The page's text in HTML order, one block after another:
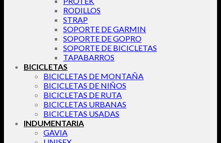
RODILLOS
STRAP
SOPORTE DE GARMIN
SOPORTE DE GOPRO
SOPORTE DE BICICLETAS
TAPABARROS
BICICLETAS
BICICLETAS DE MONTAÑA
BICICLETAS DE NIÑOS
BICICLETAS DE RUTA
BICICLETAS URBANAS
BICICLETAS USADAS
INDUMENTARIA
GAVIA